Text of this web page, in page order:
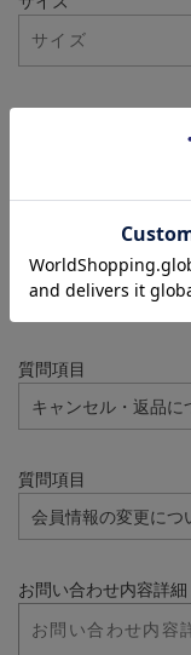
例：090-000001-00001
質問項目
質問項目
質問項目
お問い合わせ内容詳細